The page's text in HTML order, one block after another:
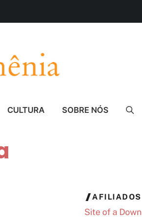
CULTURA SOBRE NÓS
AFILIADOS
Site of a Down